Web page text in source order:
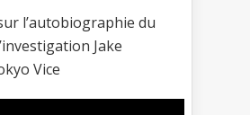
l’autobiographie du
Jake
Vice